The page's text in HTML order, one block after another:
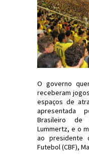
O governo
receberam
espaços de
apresentada
Brasileiro de
Lummertz, e o
ao presidente
Futebol (CBF),